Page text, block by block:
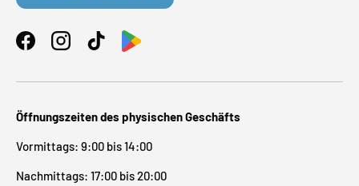
FacebookInstagramTikTok
Öffnungszeiten des physischen Geschäfts
Vormittags: 9:00 bis 14:00
Nachmittags: 17:00 bis 20:00